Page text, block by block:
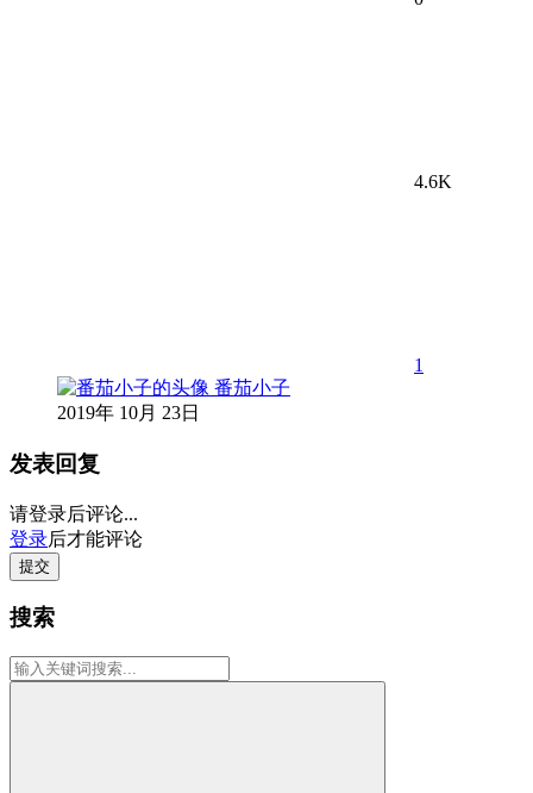
4.6K
1
番茄小子
2019年 10月 23日
发表回复
请登录后评论...
登录后才能评论
提交
搜索